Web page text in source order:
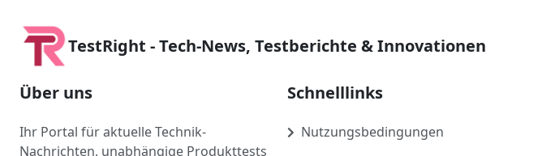
TestRight - Tech-News, Testberichte & Innovationen
Über uns
Ihr Portal für aktuelle Technik-
Nachrichten, unabhängige Produkttests
Schnelllinks
Nutzungsbedingungen